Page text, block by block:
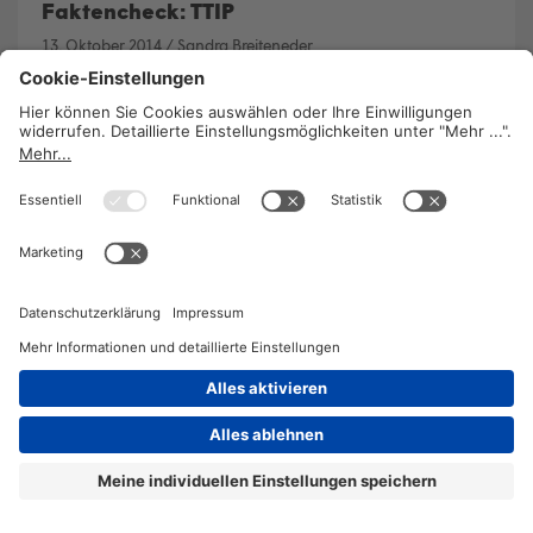
Faktencheck: TTIP
13. Oktober 2014/Sandra Breiteneder
Das transatlantische Freihandelsabkommen
zwischen der EU und den USA wird derzeit unter
Ausschluss der Öffentlichkeit verhandelt. Die
KOMPETENZ beleuchtet die Fakten.
WEITERLESEN
2026 © KOMPETENZ-online
OFFENLEGUNG IMPRESSUM